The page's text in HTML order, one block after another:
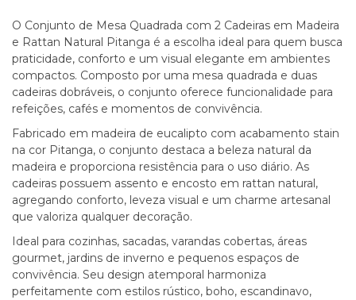
O Conjunto de Mesa Quadrada com 2 Cadeiras em Madeira
e Rattan Natural Pitanga é a escolha ideal para quem busca
praticidade, conforto e um visual elegante em ambientes
compactos. Composto por uma mesa quadrada e duas
cadeiras dobráveis, o conjunto oferece funcionalidade para
refeições, cafés e momentos de convivência.
Fabricado em madeira de eucalipto com acabamento stain
na cor Pitanga, o conjunto destaca a beleza natural da
madeira e proporciona resistência para o uso diário. As
cadeiras possuem assento e encosto em rattan natural,
agregando conforto, leveza visual e um charme artesanal
que valoriza qualquer decoração.
Ideal para cozinhas, sacadas, varandas cobertas, áreas
gourmet, jardins de inverno e pequenos espaços de
convivência. Seu design atemporal harmoniza
perfeitamente com estilos rústico, boho, escandinavo,